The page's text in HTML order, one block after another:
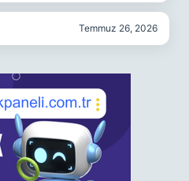
Temmuz 26, 2026